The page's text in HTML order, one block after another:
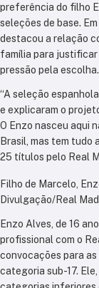
preferência do filho
seleções de base.
destacou a relação
família para justificar
pressão pela escolha.
“A seleção
e explicaram o
O Enzo nasceu aqui
Brasil, mas tem tudo
25 títulos pelo Real
Filho de Marcelo,
Divulgação/Real
Enzo Alves, de 16
profissional com o
convocações para
categoria sub-17.